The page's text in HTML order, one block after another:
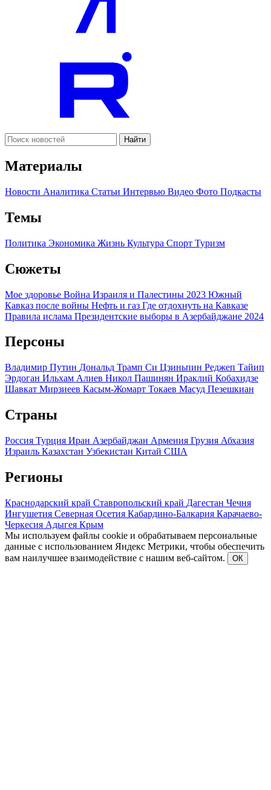
Найти
Материалы
Новости Аналитика Статьи Интервью Видео Фото Подкасты
Темы
Политика Экономика Жизнь Культура Спорт Туризм
Сюжеты
Мое здоровье Война Израиля и Палестины 2023 Южный
Кавказ после войны Нефть и газ Где отдохнуть на Кавказе
Правила ислама Президентские выборы в Азербайджане 2024
Персоны
Владимир Путин Дональд Трамп Си Цзиньпин Реджеп Тайип
Эрдоган Ильхам Алиев Никол Пашинян Ираклий Кобахидзе
Шавкат Мирзиеев Касым-Жомарт Токаев Масуд Пезешкиан
Страны
Россия Турция Иран Азербайджан Армения Грузия Абхазия
Израиль Казахстан Узбекистан Китай США
Регионы
Краснодарский край Ставропольский край Дагестан Чечня
Ингушетия Северная Осетия Кабардино-Балкария Карачаево-
Черкесия Адыгея Крым
Мы используем файлы cookie и обрабатываем персональные
данные с использованием Яндекс Метрики, чтобы обеспечить
вам наилучшее взаимодействие с нашим веб-сайтом.
ОК